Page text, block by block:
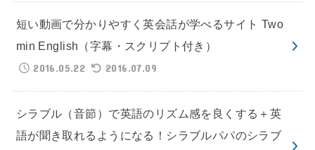
短い動画で分かりやすく英会話が学べるサイト Two
min English（字幕・スクリプト付き）
2016.05.22
2016.07.09
シラブル（音節）で英語のリズム感を良くする＋英
語が聞き取れるようになる！シラブルパパのシラブ